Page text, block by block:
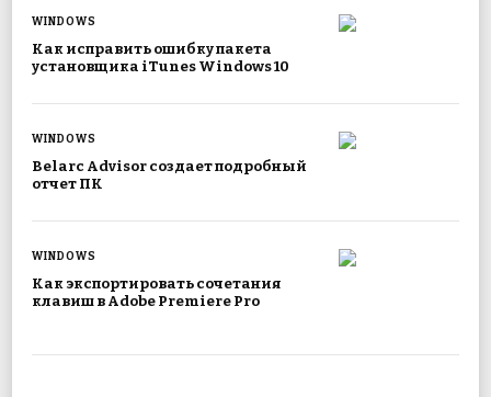
WINDOWS
Как исправить ошибку пакета
установщика iTunes Windows 10
WINDOWS
Belarc Advisor создает подробный
отчет ПК
WINDOWS
Как экспортировать сочетания
клавиш в Adobe Premiere Pro